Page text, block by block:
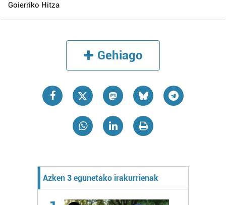
Goierriko Hitza
Gehiago
Azken 3 egunetako irakurrienak